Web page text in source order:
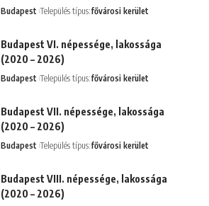
Budapest Település típus:fővárosi kerület
Budapest VI. népessége, lakossága
(2020 – 2026)
Budapest Település típus:fővárosi kerület
Budapest VII. népessége, lakossága
(2020 – 2026)
Budapest Település típus:fővárosi kerület
Budapest VIII. népessége, lakossága
(2020 – 2026)